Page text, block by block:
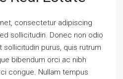
consectetur adipiscing
sollicitudin. Donec non odio
sollicitudin purus, quis rutrum
bibendum orci ac nibh
congue. Nullam tempus